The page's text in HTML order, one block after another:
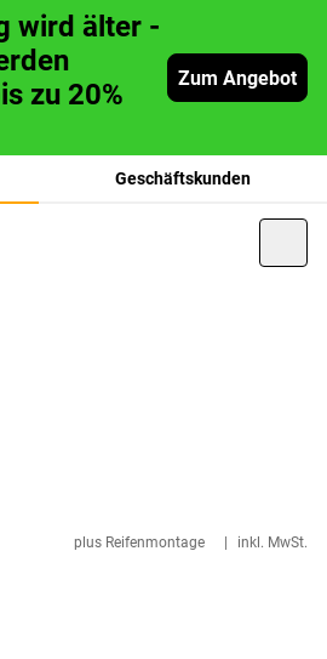
wird älter -
zu 20%
Zum Angebot
Geschäftskunden
plus Reifenmontage inkl. MwSt.